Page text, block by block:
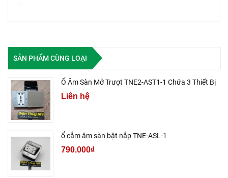
SẢN PHẨM CÙNG LOẠI
Ổ Âm Sàn Mở Trượt TNE2-AST1-1 Chứa 3 Thiết Bị
Liên hệ
ổ cắm âm sàn bật nắp TNE-ASL-1
790.000₫